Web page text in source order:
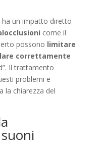
ha un impatto diretto
come il
possono limitare
correttamente
Il trattamento
problemi e
la chiarezza del